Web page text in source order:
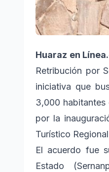
Huaraz en
Retribución por
iniciativa que
3,000 habitantes
por la
Turístico
El acuerdo fue
Estado